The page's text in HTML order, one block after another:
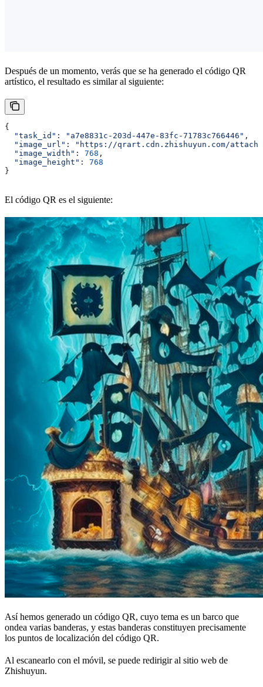
Después de un momento, verás que se ha generado el código QR
artístico, el resultado es similar al siguiente:
{
  "task_id"
: "a7e8831c-203d-447e-83fc-71783c766446" ,
  "image_url"
:
"https://qrart.cdn.zhishuyun.com/
  "image_width"
: 768 ,
  "image_height"
: 768
}
El código QR es el siguiente:
Así hemos generado un código QR, cuyo tema es un barco que
ondea varias banderas, y estas banderas constituyen precisamente
los puntos de localización del código QR.
Al escanearlo con el móvil, se puede redirigir al sitio web de
Zhishuyun.